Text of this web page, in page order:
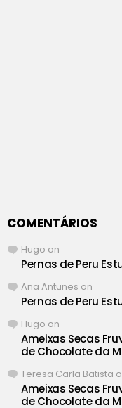
COMENTÁRIOS
Hugo on
Pernas de Peru
Ana Antunes on
Pernas de Peru
Hugo on
Ameixas Secas
de Chocolate da
Teresa Carla Batista
Ameixas Secas
de Chocolate da